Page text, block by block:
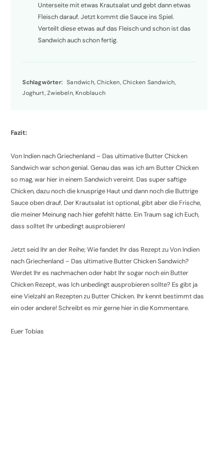
Unterseite mit etwas Krautsalat und gebt dann etwas
Fleisch darauf. Jetzt kommt die Sauce ins Spiel.
Verteilt diese etwas auf das Fleisch und schon ist das
Sandwich auch schon fertig.
Schlagwörter: Sandwich, Chicken, Chicken Sandwich,
Joghurt, Zwiebeln, Knoblauch
Fazit:
Von Indien nach Griechenland – Das ultimative Butter Chicken
Sandwich war schon genial. Genau das was ich am Butter Chicken
so mag, war hier in einem Sandwich vereint. Das super saftige
Chicken, dazu noch die knusprige Haut und dann noch die Buttrige
Sauce oben drauf. Der Krautsalat ist optional, gibt aber die Frische,
die meiner Meinung nach hier gefehlt hätte. Ein Traum sag ich Euch,
dass solltet Ihr unbedingt ausprobieren!
Jetzt seid Ihr an der Reihe; Wie fandet Ihr das Rezept zu Von Indien
nach Griechenland – Das ultimative Butter Chicken Sandwich?
Werdet Ihr es nachmachen oder habt Ihr sogar noch ein Butter
Chicken Rezept, was Ich unbedingt ausprobieren sollte? Es gibt ja
eine Vielzahl an Rezepten zu Butter Chicken. Ihr kennt bestimmt das
ein oder andere! Schreibt es mir gerne hier in die Kommentare.
Euer Tobias